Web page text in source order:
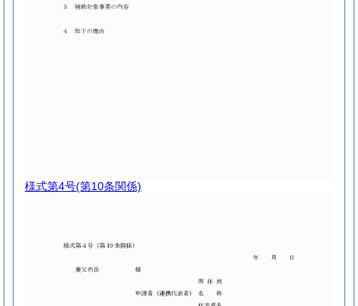
様式第4号(第10条関係)